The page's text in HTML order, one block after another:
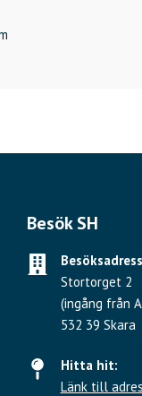
Besök SH
Stortorget 2
(ingång från
532 39 Skara
Hitta hit:
Länk till